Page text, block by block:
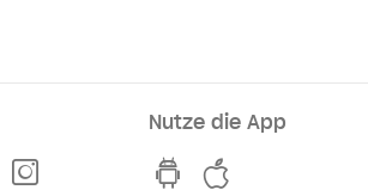
Linkedln
Nutze die App
hvv switch App